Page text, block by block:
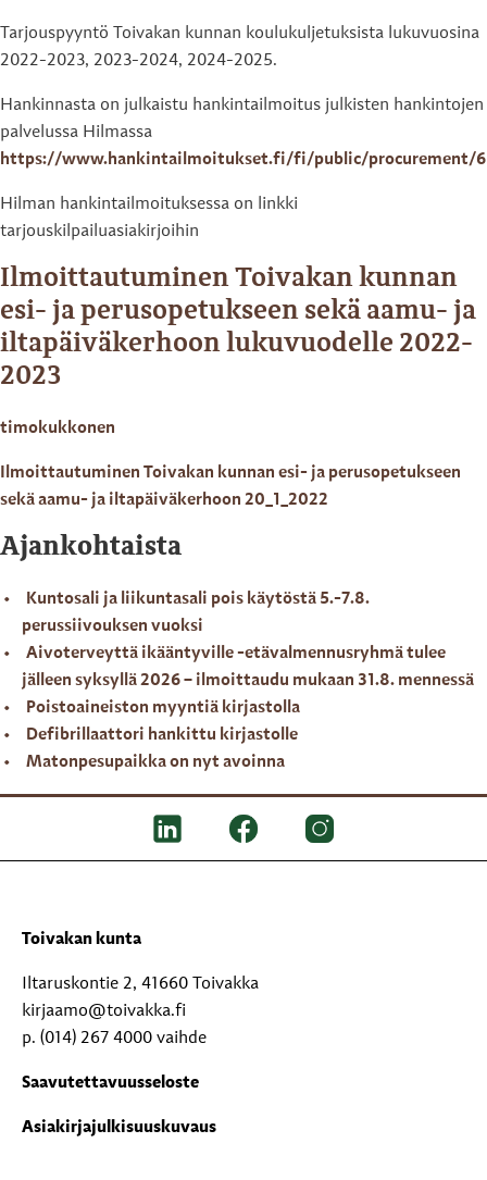
Tarjouspyyntö Toivakan kunnan koulukuljetuksista lukuvuosina
2022-2023, 2023-2024, 2024-2025.
Hankinnasta on julkaistu hankintailmoitus julkisten hankintojen
palvelussa Hilmassa
https://www.hankintailmoitukset.fi/fi/public/procurement/
Hilman hankintailmoituksessa on linkki
tarjouskilpailuasiakirjoihin
Ilmoittautuminen Toivakan kunnan
esi- ja perusopetukseen sekä aamu- ja
iltapäiväkerhoon lukuvuodelle 2022-
2023
timokukkonen
Ilmoittautuminen Toivakan kunnan esi- ja perusopetukseen
sekä aamu- ja iltapäiväkerhoon 20_1_2022
Ajankohtaista
Kuntosali ja liikuntasali pois käytöstä 5.-7.8.
perussiivouksen vuoksi
Aivoterveyttä ikääntyville -etävalmennusryhmä tulee
jälleen syksyllä 2026 – ilmoittaudu mukaan 31.8. mennessä
Poistoaineiston myyntiä kirjastolla
Defibrillaattori hankittu kirjastolle
Matonpesupaikka on nyt avoinna
Toivakan kunta
Iltaruskontie 2, 41660 Toivakka
kirjaamo@toivakka.fi
p. (014) 267 4000 vaihde
Saavutettavuusseloste
Asiakirjajulkisuuskuvaus